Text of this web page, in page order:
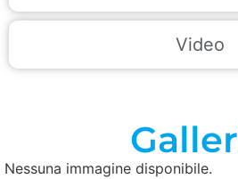
Video
Nessuna immagine disponibile.